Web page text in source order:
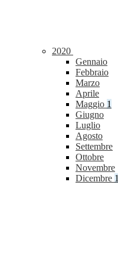
2020
Gennaio
Febbraio
Marzo
Aprile
Maggio 1
Giugno
Luglio
Agosto
Settembre
Ottobre
Novembre
Dicembre 1